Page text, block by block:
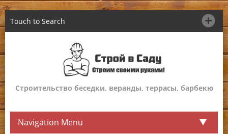
Touch to Search
Строительство беседки, веранды, террасы, барбекю
Navigation Menu